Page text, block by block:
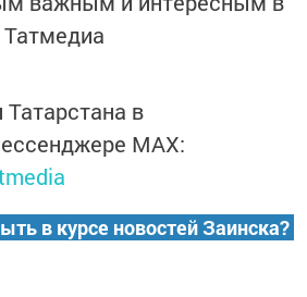
Татмедиа
Татарстана в
MАХ:
в курсе новостей Заинска?